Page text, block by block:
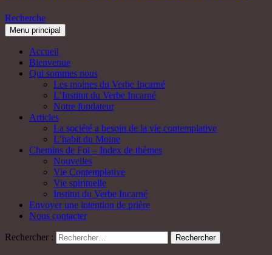
Recherche
Menu principal
Accueil
Bienvenue
Qui sommes nous
Les moines du Verbe Incarné
L’Institut du Verbe Incarné
Notre fondateur
Articles
La société a besoin de la vie contemplative
L’habit du Moine
Chemins de Foi – Index de thèmes
Nouvelles
Vie Contemplative
Vie spirituelle
Institut du Verbe Incarné
Envoyer une intention de prière
Nous contacter
Rechercher :